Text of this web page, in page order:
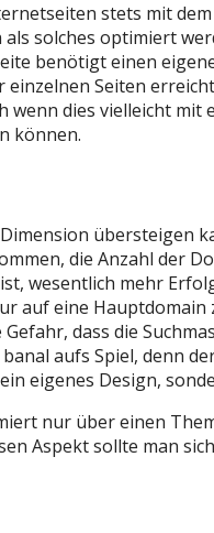
stets mit
solches optimiert
benötigt einen
Seiten
dies vielleicht
können.
übersteigen
die Anzahl der
wesentlich mehr
auf eine
dass die
aufs Spiel, denn
eigenes Design,
nur über einen
Aspekt sollte man